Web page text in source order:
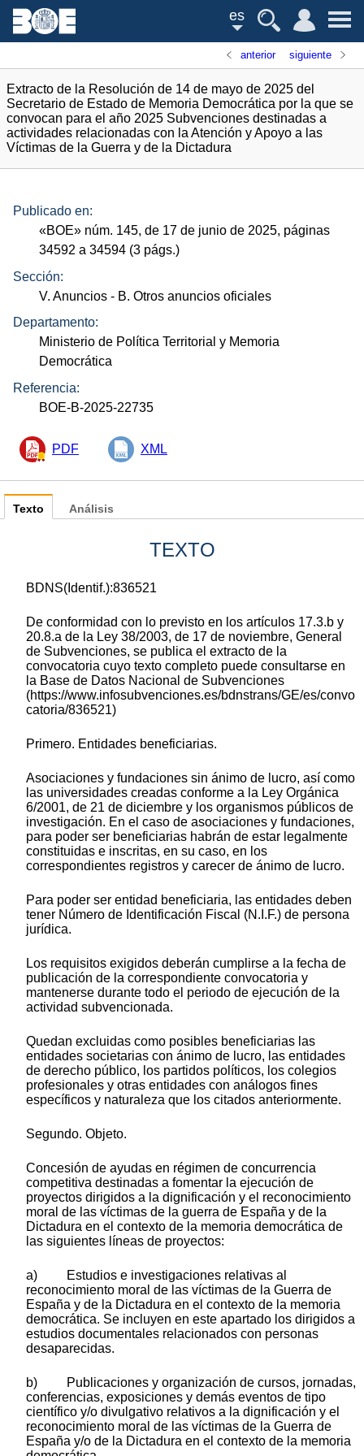
es
anterior siguiente
Extracto de la Resolución de 14 de mayo de 2025 del
Secretario de Estado de Memoria Democrática por la que se
convocan para el año 2025 Subvenciones destinadas a
actividades relacionadas con la Atención y Apoyo a las
Víctimas de la Guerra y de la Dictadura
Publicado en:
«BOE» núm. 145, de 17 de junio de 2025, páginas
34592 a 34594 (3 págs.)
Sección:
V. Anuncios - B. Otros anuncios oficiales
Departamento:
Ministerio de Política Territorial y Memoria
Democrática
Referencia:
BOE-B-2025-22735
PDF XML
Texto
TEXTO
BDNS(Identif.):836521
De conformidad con lo previsto en los artículos 17.3.b y
20.8.a de la Ley 38/2003, de 17 de noviembre, General
de Subvenciones, se publica el extracto de la
convocatoria cuyo texto completo puede consultarse en
la Base de Datos Nacional de Subvenciones
(https://www.infosubvenciones.es/bdnstrans/GE/es/convo
catoria/836521)
Primero. Entidades beneficiarias.
Asociaciones y fundaciones sin ánimo de lucro, así como
las universidades creadas conforme a la Ley Orgánica
6/2001, de 21 de diciembre y los organismos públicos de
investigación. En el caso de asociaciones y fundaciones,
para poder ser beneficiarias habrán de estar legalmente
constituidas e inscritas, en su caso, en los
correspondientes registros y carecer de ánimo de lucro.
Para poder ser entidad beneficiaria, las entidades deben
tener Número de Identificación Fiscal (N.I.F.) de persona
jurídica.
Los requisitos exigidos deberán cumplirse a la fecha de
publicación de la correspondiente convocatoria y
mantenerse durante todo el periodo de ejecución de la
actividad subvencionada.
Quedan excluidas como posibles beneficiarias las
entidades societarias con ánimo de lucro, las entidades
de derecho público, los partidos políticos, los colegios
profesionales y otras entidades con análogos fines
específicos y naturaleza que los citados anteriormente.
Segundo. Objeto.
Concesión de ayudas en régimen de concurrencia
competitiva destinadas a fomentar la ejecución de
proyectos dirigidos a la dignificación y el reconocimiento
moral de las víctimas de la guerra de España y de la
Dictadura en el contexto de la memoria democrática de
las siguientes líneas de proyectos:
a) Estudios e investigaciones relativas al
reconocimiento moral de las víctimas de la Guerra de
España y de la Dictadura en el contexto de la memoria
democrática. Se incluyen en este apartado los dirigidos a
estudios documentales relacionados con personas
desaparecidas.
b) Publicaciones y organización de cursos, jornadas,
conferencias, exposiciones y demás eventos de tipo
científico y/o divulgativo relativos a la dignificación y el
reconocimiento moral de las víctimas de la Guerra de
España y/o de la Dictadura en el contexto de la memoria
Análisis